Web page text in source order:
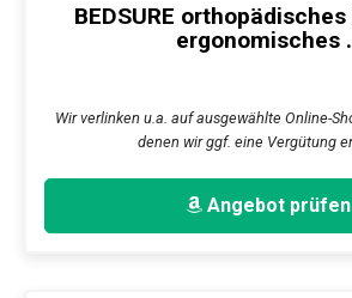
BEDSURE
ergonomisches
Wir verlinken u.a. auf ausgewählte Online-
denen wir ggf. eine Vergütung
Angebot prüfen